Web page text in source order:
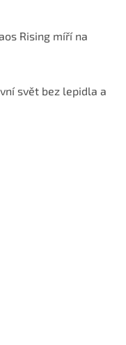
Rising míří na
svět bez lepidla a